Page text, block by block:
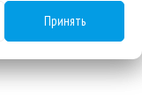
Принять